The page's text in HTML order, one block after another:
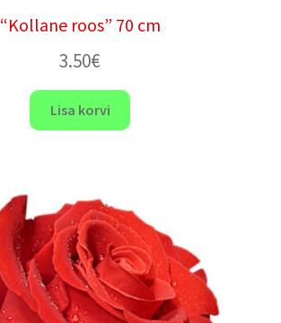
“Kollane roos” 70 cm
3.50€
Lisa korvi